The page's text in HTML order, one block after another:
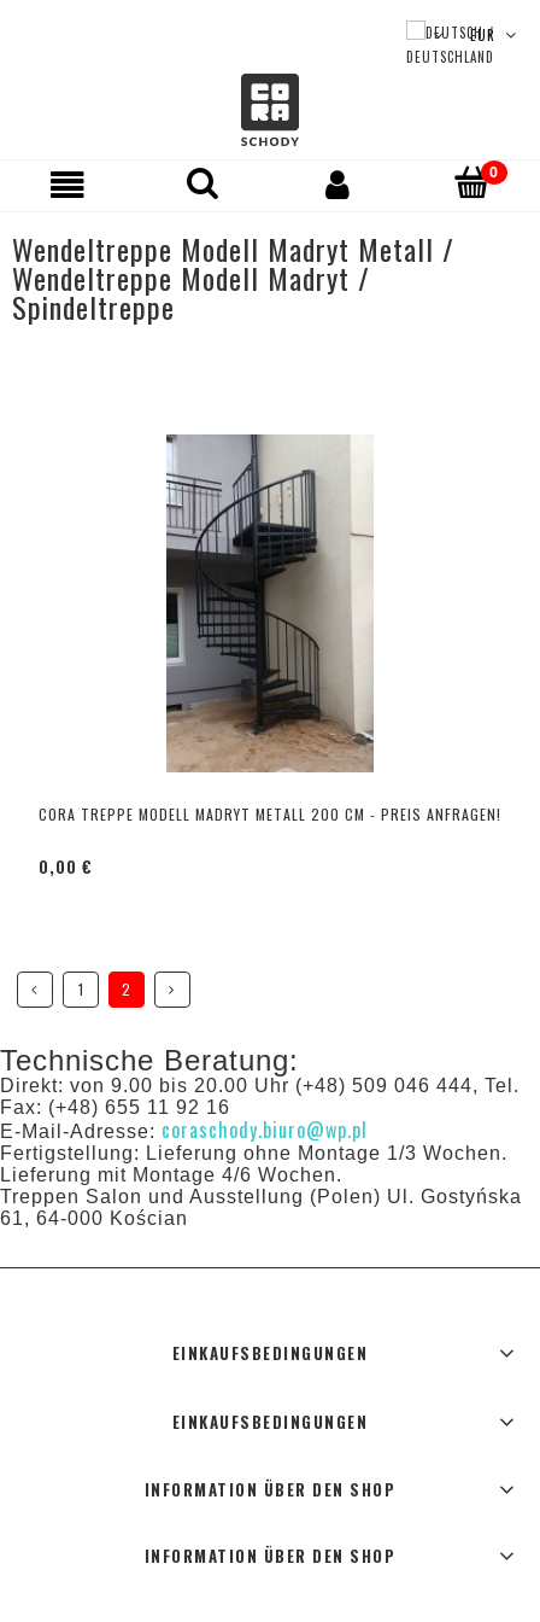
Wendeltreppe Modell Madryt Metall /
Wendeltreppe Modell Madryt /
Spindeltreppe
CORA TREPPE MODELL MADRYT METALL 200 CM - PREIS ANFRAGEN!
0,00 €
1 2
Technische Beratung:
Direkt: von 9.00 bis 20.00 Uhr (+48) 509 046 444, Tel.
Fax: (+48) 655 11 92 16
E-Mail-Adresse: coraschody.biuro@wp.pl
Fertigstellung: Lieferung ohne Montage 1/3 Wochen.
Lieferung mit Montage 4/6 Wochen.
Treppen Salon und Ausstellung (Polen) Ul. Gostyńska
61, 64-000 Kościan
EINKAUFSBEDINGUNGEN
EINKAUFSBEDINGUNGEN
INFORMATION ÜBER DEN SHOP
INFORMATION ÜBER DEN SHOP